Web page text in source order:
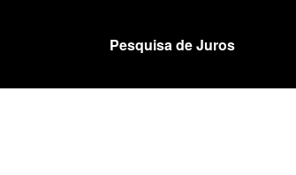
Pesquisa de Juros